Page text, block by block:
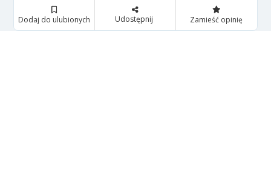
Dodaj do ulubionych Udostępnij Zamieść opinię